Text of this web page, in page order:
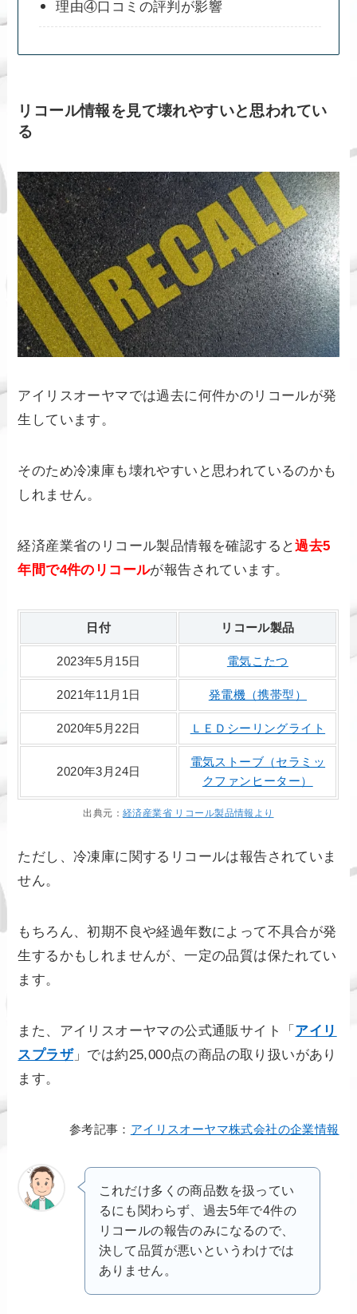
理由④口コミの評判が影響
リコール情報を見て壊れやすいと思われてい
る
アイリスオーヤマでは過去に何件かのリコールが発
生しています。
そのため冷凍庫も壊れやすいと思われているのかも
しれません。
経済産業省のリコール製品情報を確認すると過去5
年間で4件のリコールが報告されています。
日付 リコール製品
2023年5月15日 電気こたつ
2021年11月1日 発電機（携帯型）
2020年5月22日 ＬＥＤシーリングライト
2020年3月24日
電気ストーブ（セラミッ
クファンヒーター）
出典元：経済産業省 リコール製品情報より
ただし、冷凍庫に関するリコールは報告されていま
せん。
もちろん、初期不良や経過年数によって不具合が発
生するかもしれませんが、一定の品質は保たれてい
ます。
また、アイリスオーヤマの公式通販サイト「 アイリ
スプラザ」では約25,000点の商品の取り扱いがあり
ます。
参考記事： アイリスオーヤマ株式会社の企業情報
これだけ多くの商品数を扱ってい
るにも関わらず、過去5年で4件の
リコールの報告のみになるので、
決して品質が悪いというわけでは
ありません。